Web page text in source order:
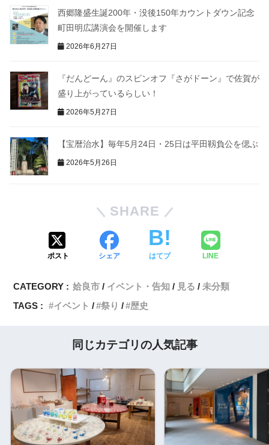
西郷隆盛生誕200年・没後150年カウントダウン記念
町田明広講演会を開催します
2026年6月27日
『だんどーん』のスピンオフ『さがドーン』で佐賀が
盛り上がっているらしい！
2026年5月27日
【宝暦治水】毎年5月24日・25日は平田靱負公を偲ぶ
2026年5月26日
SHARE
ポスト シェア はてブ LINE
CATEGORY : 姶良市 イベント・告知 見る
未分類
TAGS :
イベント 祭り 歴史
同じカテゴリの人気記事